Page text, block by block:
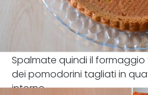
Spalmate quindi il
dei pomodorini tagliati in
intorno.